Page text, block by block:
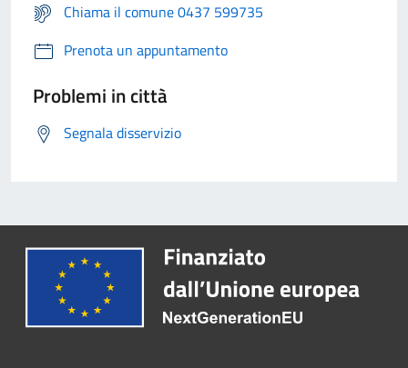
Chiama il comune 0437 599735
Prenota un appuntamento
Problemi in città
Segnala disservizio